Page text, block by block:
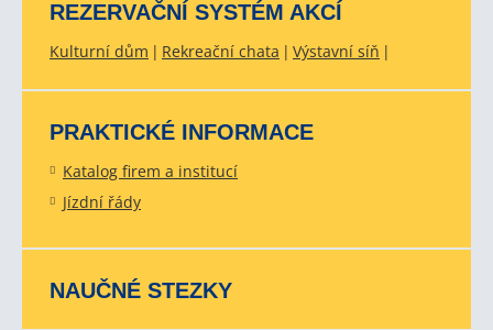
REZERVAČNÍ SYSTÉM AKCÍ
Kulturní dům Rekreační chata Výstavní síň
PRAKTICKÉ INFORMACE
Katalog firem a institucí
Jízdní řády
NAUČNÉ STEZKY